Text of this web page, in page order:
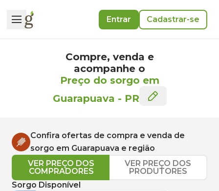
Entrar Cadastrar-se
Compre, venda e
acompanhe o
Preço do sorgo em
Guarapuava - PR
Confira ofertas de compra e venda de
sorgo em Guarapuava e região
VER PREÇO DOS
COMPRADORES
VER PREÇO DOS
PRODUTORES
Sorgo Disponível